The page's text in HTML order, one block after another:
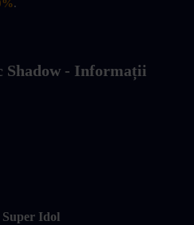
.
Shadow - Informații
Super Idol